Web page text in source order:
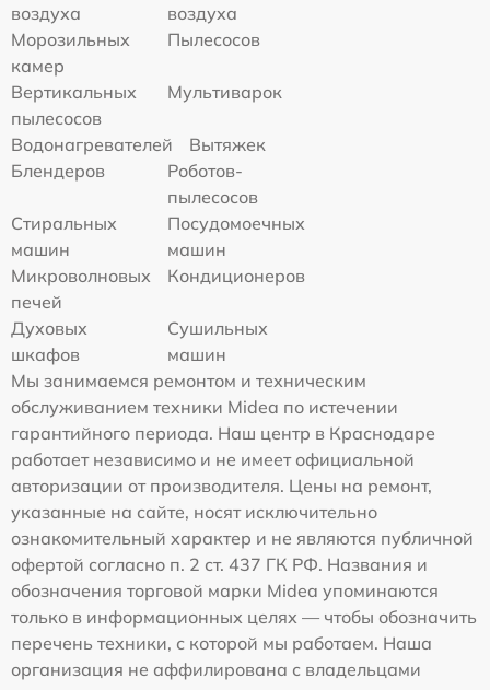
воздуха
воздуха
Морозильных
камер
Пылесосов
Вертикальных
пылесосов
Мультиварок
Водонагревателей
Вытяжек
Блендеров
Роботов-
пылесосов
Стиральных
машин
Посудомоечных
машин
Микроволновых
печей
Кондиционеров
Духовых
шкафов
Сушильных
машин
Мы занимаемся ремонтом и техническим
обслуживанием техники Midea по истечении
гарантийного периода. Наш центр в Краснодаре
работает независимо и не имеет официальной
авторизации от производителя. Цены на ремонт,
указанные на сайте, носят исключительно
ознакомительный характер и не являются публичной
офертой согласно п. 2 ст. 437 ГК РФ. Названия и
обозначения торговой марки Midea упоминаются
только в информационных целях — чтобы обозначить
перечень техники, с которой мы работаем. Наша
организация не аффилирована с владельцами